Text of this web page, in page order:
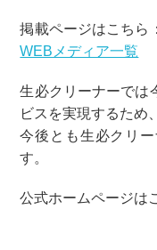
掲載ページはこちら：
WEBメディア一覧
生必クリーナーでは
ビスを実現するため
今後とも生必クリ
す。
公式ホームページは